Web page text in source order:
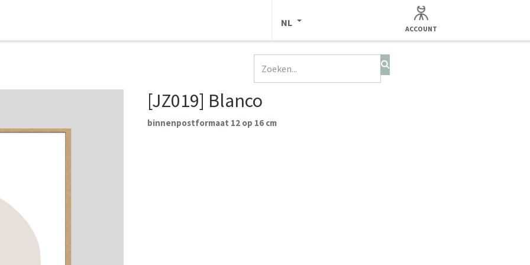
NL
ACCOUNT
[JZ019] Blanco
binnenpostformaat 12 op 16 cm